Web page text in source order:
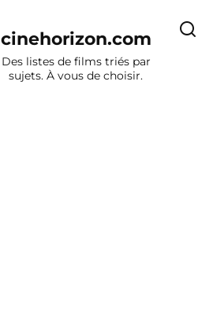
cinehorizon.com
Des listes de films triés par
sujets. À vous de choisir.